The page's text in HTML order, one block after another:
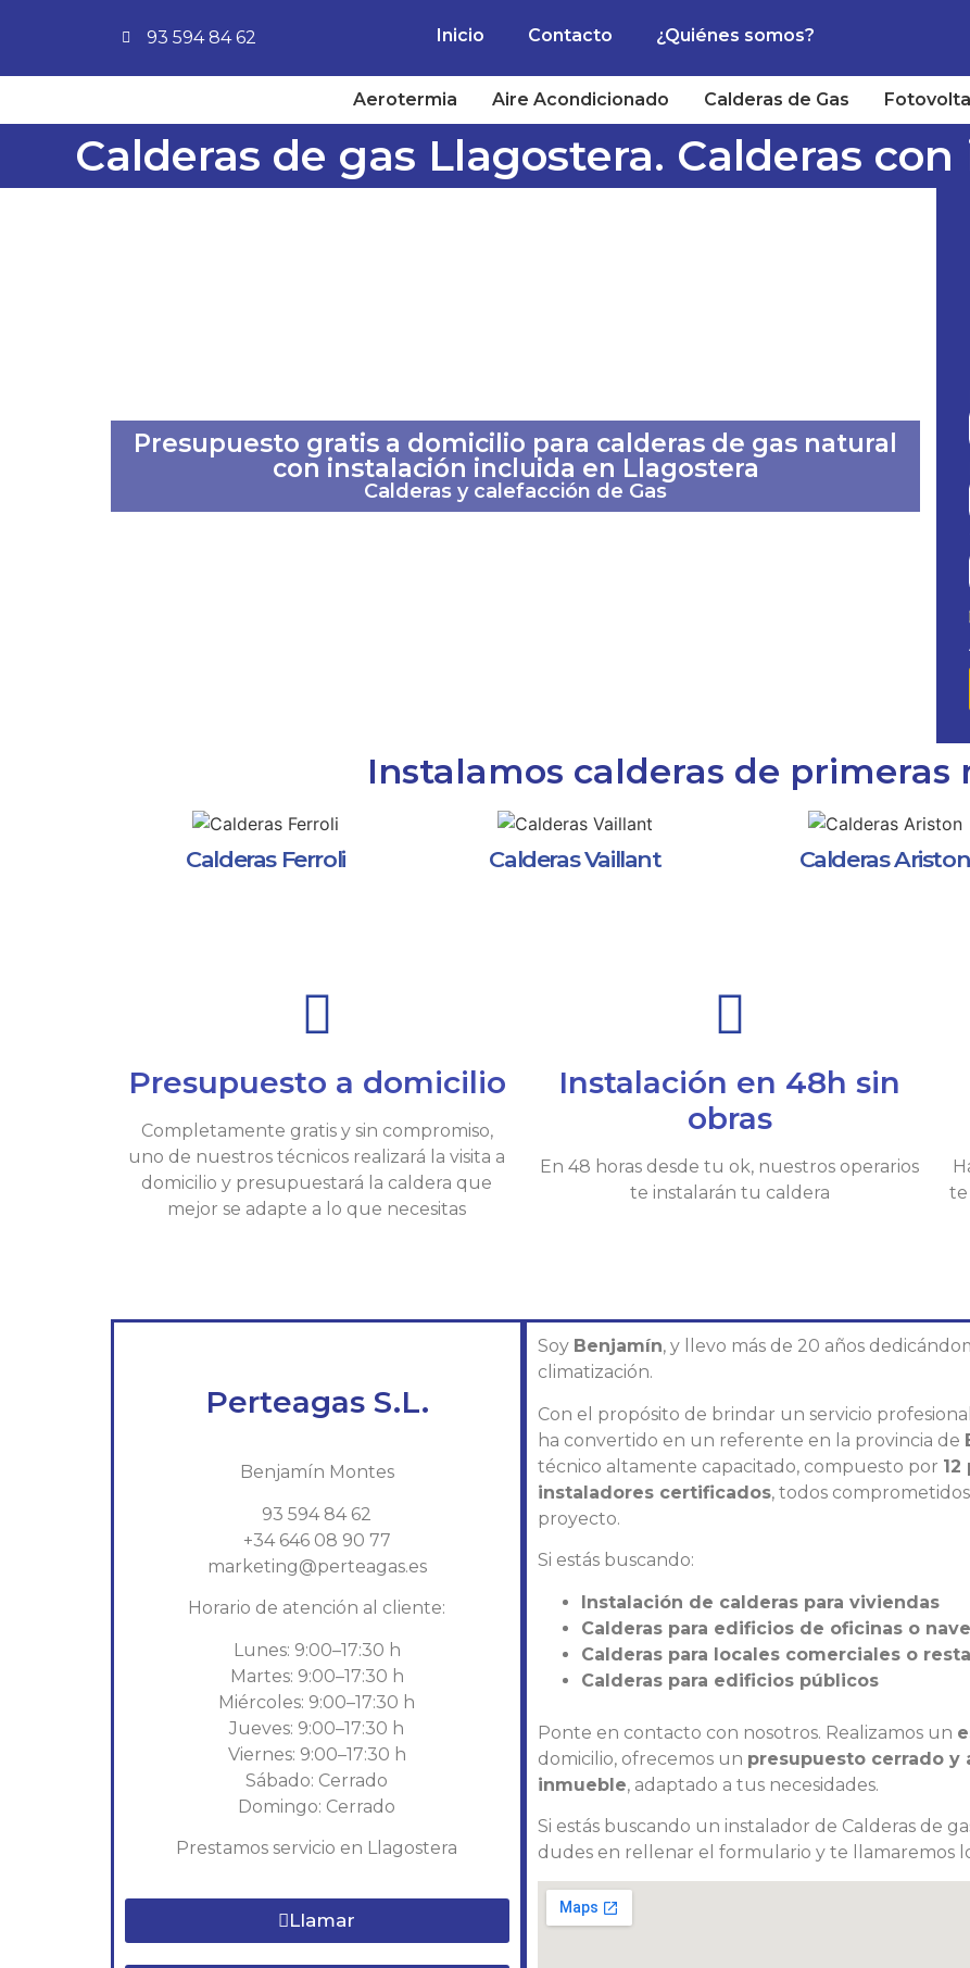
93 594 84 62 Inicio Contacto ¿Quiénes somos?
Aerotermia Aire Acondicionado Calderas de Gas
Calderas de gas Llagostera. Calderas
Presupuesto gratis a domicilio para calderas de gas natural
con instalación incluida en Llagostera
Calderas y calefacción de Gas
Instalamos calderas de primeras
Calderas Ferroli Calderas Vaillant Calderas Ariston
Presupuesto a domicilio
Completamente gratis y sin compromiso,
uno de nuestros técnicos realizará la visita a
domicilio y presupuestará la caldera que
mejor se adapte a lo que necesitas
Instalación en 48h sin
obras
En 48 horas desde tu ok, nuestros operarios
te instalarán tu caldera
te
Perteagas S.L.
Benjamín Montes
93 594 84 62
+34 646 08 90 77
marketing@perteagas.es
Horario de atención al cliente:
Lunes: 9:00–17:30 h
Martes: 9:00–17:30 h
Miércoles: 9:00–17:30 h
Jueves: 9:00–17:30 h
Viernes: 9:00–17:30 h
Sábado: Cerrado
Domingo: Cerrado
Prestamos servicio en Llagostera
Llamar
Soy Benjamín, y llevo más de 20 años
climatización.
Con el propósito de brindar un servicio
ha convertido en un referente en la provincia de
técnico altamente capacitado, compuesto por 12
instaladores certificados, todos
proyecto.
Si estás buscando:
Instalación de calderas para viviendas
Calderas para edificios de oficinas o
Calderas para locales comerciales o
Calderas para edificios públicos
Ponte en contacto con nosotros. Realizamos un
domicilio, ofrecemos un presupuesto cerrado y
inmueble, adaptado a tus necesidades.
Si estás buscando un instalador de Calderas de
dudes en rellenar el formulario y te llamaremos